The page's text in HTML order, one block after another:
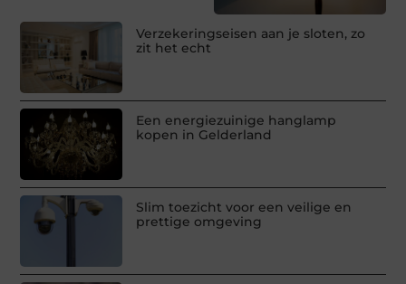
Verzekeringseisen aan je sloten, zo
zit het echt
Een energiezuinige hanglamp
kopen in Gelderland
Slim toezicht voor een veilige en
prettige omgeving